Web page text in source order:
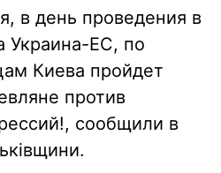
в день проведения в
Украина-ЕС, по
Киева пройдет
против
сообщили в